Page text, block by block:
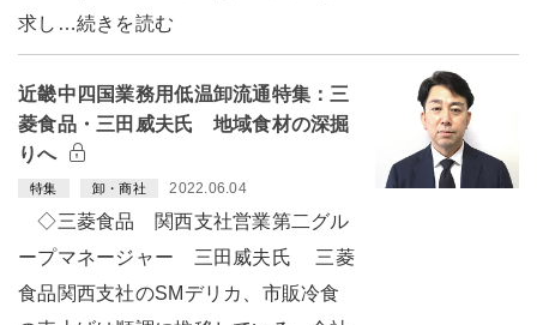
求し…続きを読む
近畿中四国業務用低温卸流通特集：三
菱食品・三田威夫氏 地域食材の深掘
りへ
特集 卸・商社 2022.06.04
◇三菱食品 関西支社営業第二グル
ープマネージャー 三田威夫氏 三菱
食品関西支社のSMデリカ、市販冷食